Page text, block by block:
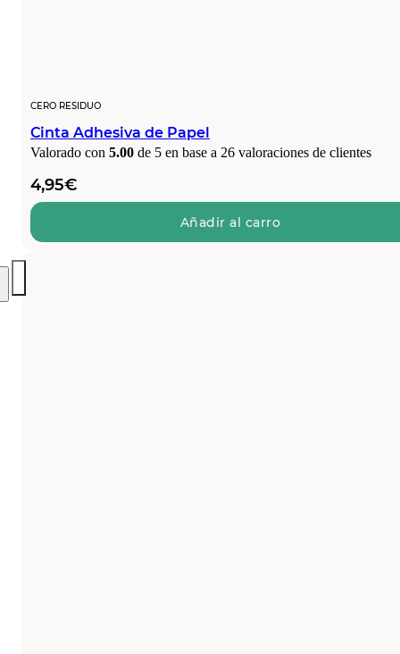
CERO RESIDUO
Cinta Adhesiva de Papel
Valorado con 5.00 de 5 en base a 26 valoraciones de clientes
4,95€
Añadir al carro